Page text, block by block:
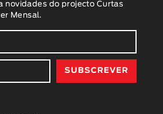
novidades do projecto Curtas
Mensal.